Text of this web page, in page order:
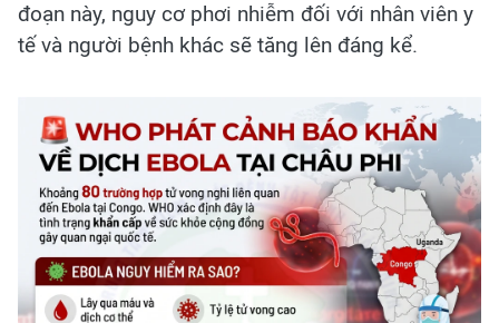
đoạn này, nguy cơ phơi nhiễm đối với nhân viên y
tế và người bệnh khác sẽ tăng lên đáng kể.